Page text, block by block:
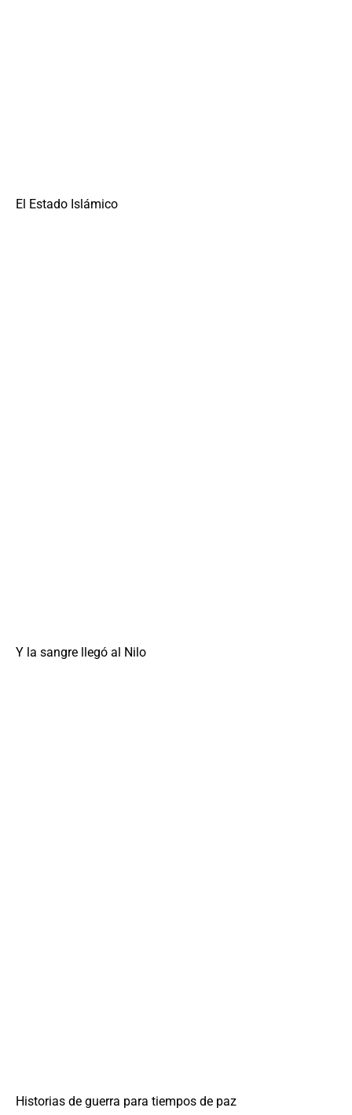
El Estado Islámico
Y la sangre llegó al Nilo
Historias de guerra para tiempos de paz